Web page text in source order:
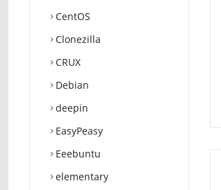
CentOS
Clonezilla
CRUX
Debian
deepin
EasyPeasy
Eeebuntu
elementary